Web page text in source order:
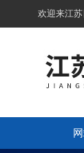
欢迎来江